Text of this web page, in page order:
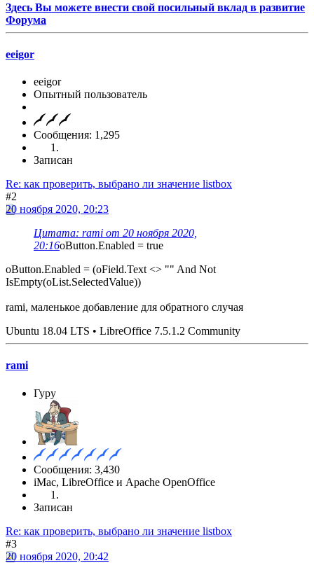
Здесь Вы можете внести свой посильный вклад в развитие
Форума
eeigor
eeigor
Опытный пользователь
Сообщения: 1,295
Записан
Re: как проверить, выбрано ли значение listbox
#2
20 ноября 2020, 20:23
Цитата: rami от 20 ноября 2020,
20:16oButton.Enabled = true
oButton.Enabled = (oField.Text <> "" And Not
IsEmpty(oList.SelectedValue))
rami, маленькое добавление для обратного случая
Ubuntu 18.04 LTS • LibreOffice 7.5.1.2 Community
rami
Гуру
Сообщения: 3,430
iMac, LibreOffice и Apache OpenOffice
Записан
Re: как проверить, выбрано ли значение listbox
#3
20 ноября 2020, 20:42